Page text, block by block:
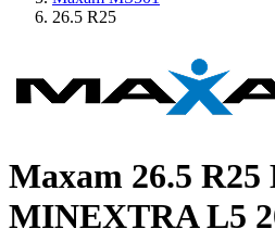
26.5 R25
Maxam 26.5 R25
MINEXTRA L5